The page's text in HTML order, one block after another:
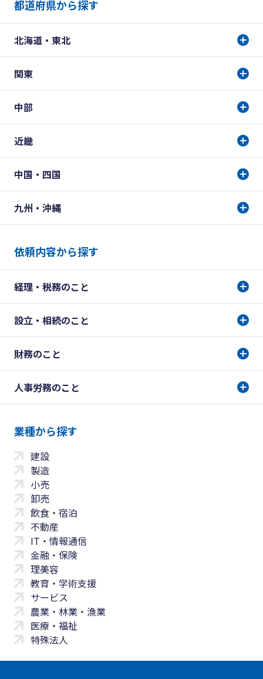
都道府県から探す
北海道・東北
関東
中部
近畿
中国・四国
九州・沖縄
依頼内容から探す
経理・税務のこと
設立・相続のこと
財務のこと
人事労務のこと
業種から探す
建設
製造
小売
卸売
飲食・宿泊
不動産
IT・情報通信
金融・保険
理美容
教育・学術支援
サービス
農業・林業・漁業
医療・福祉
特殊法人